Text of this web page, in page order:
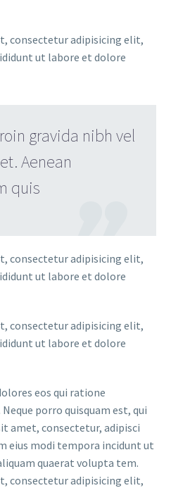
consectetur adipisicing elit,
ut labore et dolore
gravida nibh vel
Aenean
quis
consectetur adipisicing elit,
ut labore et dolore
consectetur adipisicing elit,
ut labore et dolore
eos qui ratione
porro quisquam est, qui
amet, consectetur, adipisci
eius modi tempora incidunt ut
quaerat volupta tem.
consectetur adipisicing elit,